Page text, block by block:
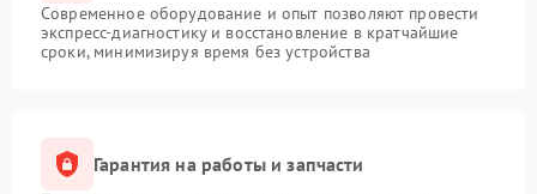
Современное оборудование и опыт позволяют провести
экспресс-диагностику и восстановление в кратчайшие
сроки, минимизируя время без устройства
Гарантия на работы и запчасти